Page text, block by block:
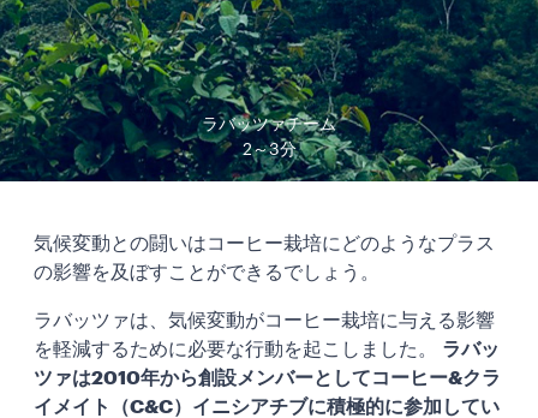
ラバッツァチーム
2～3分
気候変動との闘いはコーヒー栽培にどのようなプラス
の影響を及ぼすことができるでしょう。
ラバッツァは、気候変動がコーヒー栽培に与える影響
を軽減するために必要な行動を起こしました。 ラバッ
ツァは2010年から創設メンバーとしてコーヒー&クラ
イメイト（C&C）イニシアチブに積極的に参加してい